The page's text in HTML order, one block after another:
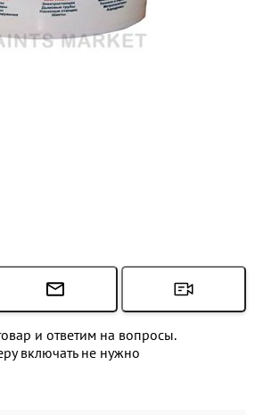
и ответим на вопросы.
включать не нужно